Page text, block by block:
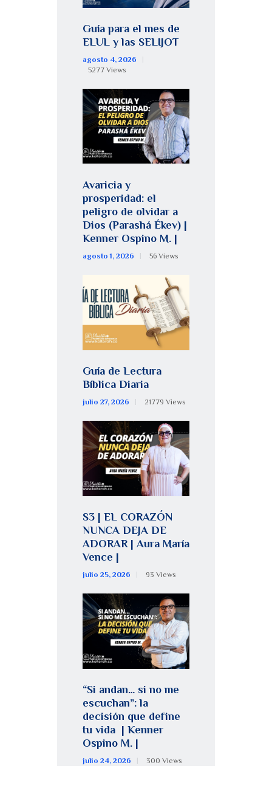
Guía para el mes de
ELUL y las SELIJOT
agosto 4, 2026
5277 Views
Avaricia y
prosperidad: el
peligro de olvidar a
Dios (Parashá Ékev) |
Kenner Ospino M. |
agosto 1, 2026 56 Views
Guía de Lectura
Bíblica Diaria
julio 27, 2026 21779 Views
S3 | EL CORAZÓN
NUNCA DEJA DE
ADORAR | Aura María
Vence |
julio 25, 2026 93 Views
“Si andan… si no me
escuchan”: la
decisión que define
tu vida | Kenner
Ospino M. |
julio 24, 2026 300 Views